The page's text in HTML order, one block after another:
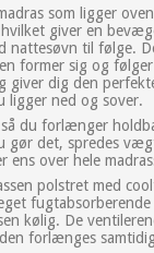
som ligger
giver en
nattesøvn til følge.
former sig og
giver dig den
ligger ned og sover.
så du forlænger
gør det, spredes
ens over hele
polstret med
kølig. De
forlænges